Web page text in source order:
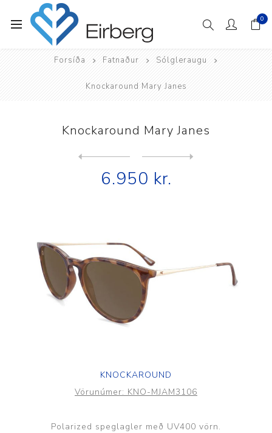
0
Forsíða Fatnaður Sólgleraugu
Knockaround Mary Janes
Knockaround Mary Janes
6.950 kr.
KNOCKAROUND
Vörunúmer: KNO-MJAM3106
Polarized speglagler með UV400 vörn.